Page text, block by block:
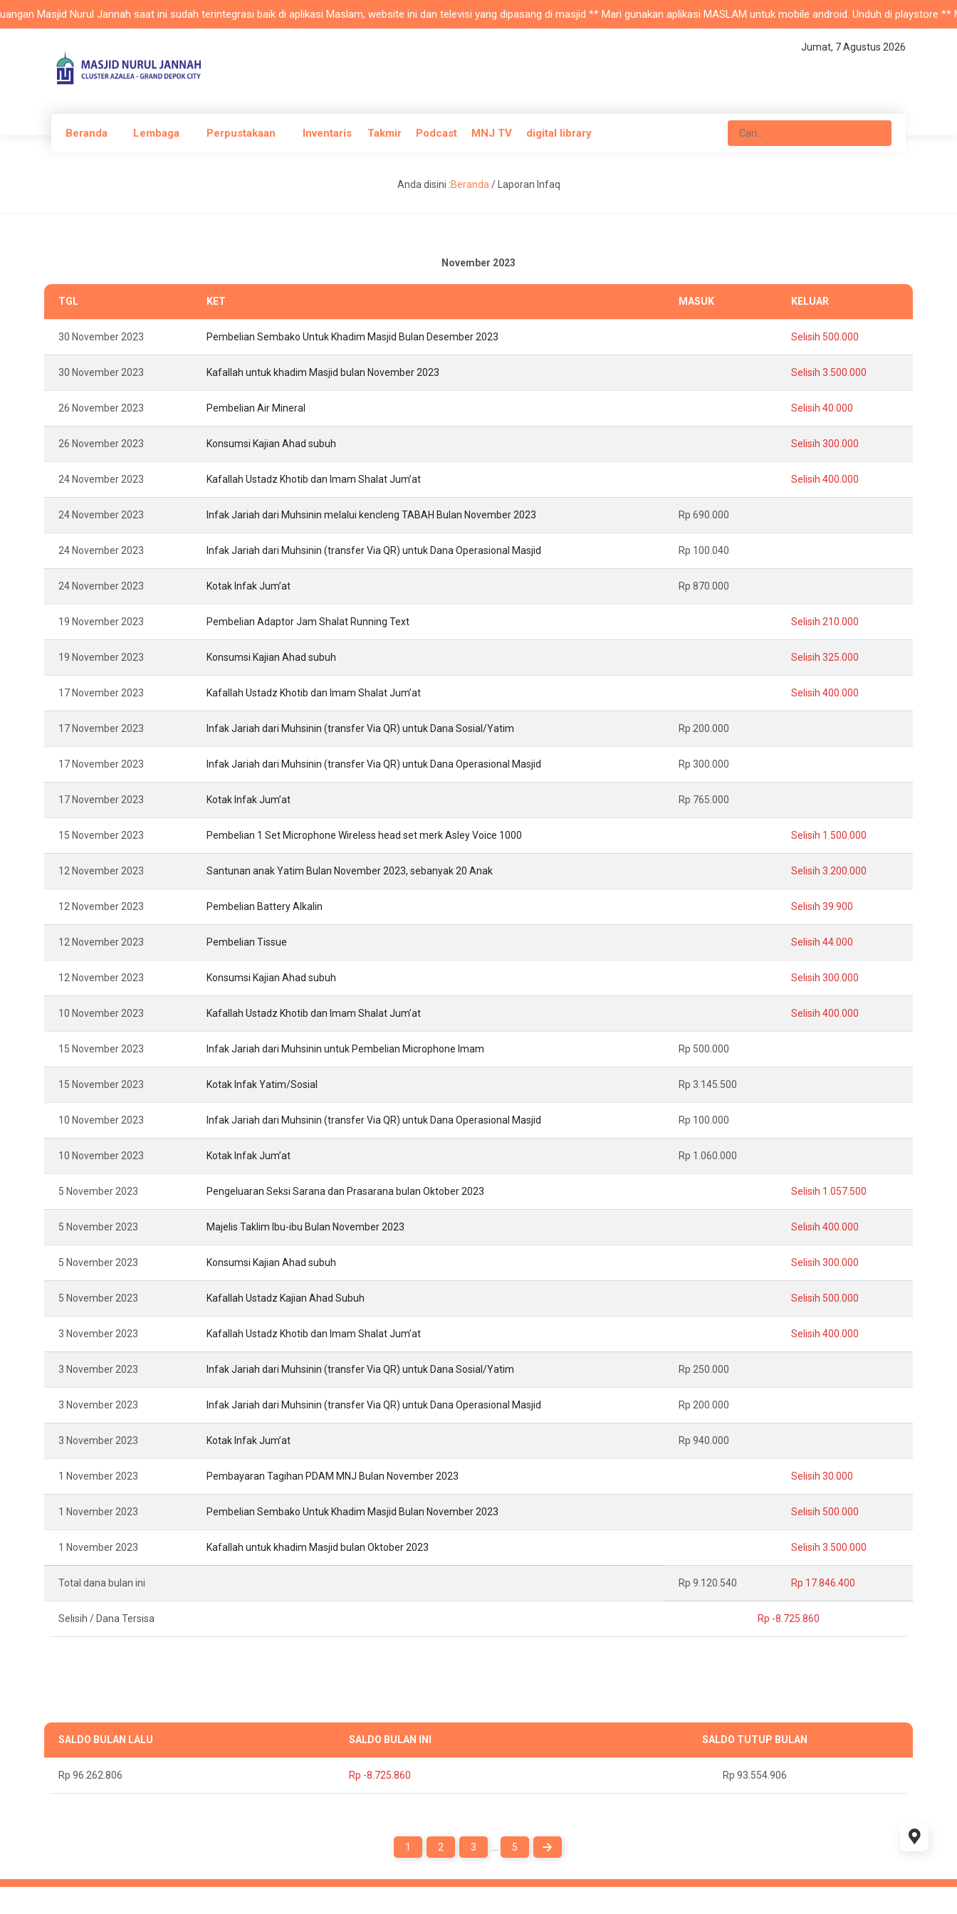
Masjid Nurul Jannah saat ini sudah terintegrasi baik di aplikasi Maslam, website ini dan televisi yang dipasang di masjid ** Mari gunakan aplikasi MASLAM untuk mobile android. Unduh di playstore **
Jumat, 7 Agustus 2026
Beranda Lembaga Perpustakaan Inventaris Takmir Podcast MNJ TV digital library
Anda disini :Beranda / Laporan Infaq
November 2023
TGL KET MASUK KELUAR
30 November 2023 Pembelian Sembako Untuk Khadim Masjid Bulan Desember 2023 Selisih 500.000
30 November 2023 Kafallah untuk khadim Masjid bulan November 2023 Selisih 3.500.000
26 November 2023 Pembelian Air Mineral Selisih 40.000
26 November 2023 Konsumsi Kajian Ahad subuh Selisih 300.000
24 November 2023 Kafallah Ustadz Khotib dan Imam Shalat Jum’at Selisih 400.000
24 November 2023 Infak Jariah dari Muhsinin melalui kencleng TABAH Bulan November 2023 Rp 690.000
24 November 2023 Infak Jariah dari Muhsinin (transfer Via QR) untuk Dana Operasional Masjid Rp 100.040
24 November 2023 Kotak Infak Jum’at Rp 870.000
19 November 2023 Pembelian Adaptor Jam Shalat Running Text Selisih 210.000
19 November 2023 Konsumsi Kajian Ahad subuh Selisih 325.000
17 November 2023 Kafallah Ustadz Khotib dan Imam Shalat Jum’at Selisih 400.000
17 November 2023 Infak Jariah dari Muhsinin (transfer Via QR) untuk Dana Sosial/Yatim Rp 200.000
17 November 2023 Infak Jariah dari Muhsinin (transfer Via QR) untuk Dana Operasional Masjid Rp 300.000
17 November 2023 Kotak Infak Jum’at Rp 765.000
15 November 2023 Pembelian 1 Set Microphone Wireless head set merk Asley Voice 1000 Selisih 1.500.000
12 November 2023 Santunan anak Yatim Bulan November 2023, sebanyak 20 Anak Selisih 3.200.000
12 November 2023 Pembelian Battery Alkalin Selisih 39.900
12 November 2023 Pembelian Tissue Selisih 44.000
12 November 2023 Konsumsi Kajian Ahad subuh Selisih 300.000
10 November 2023 Kafallah Ustadz Khotib dan Imam Shalat Jum’at Selisih 400.000
15 November 2023 Infak Jariah dari Muhsinin untuk Pembelian Microphone Imam Rp 500.000
15 November 2023 Kotak Infak Yatim/Sosial Rp 3.145.500
10 November 2023 Infak Jariah dari Muhsinin (transfer Via QR) untuk Dana Operasional Masjid Rp 100.000
10 November 2023 Kotak Infak Jum’at Rp 1.060.000
5 November 2023 Pengeluaran Seksi Sarana dan Prasarana bulan Oktober 2023 Selisih 1.057.500
5 November 2023 Majelis Taklim Ibu-ibu Bulan November 2023 Selisih 400.000
5 November 2023 Konsumsi Kajian Ahad subuh Selisih 300.000
5 November 2023 Kafallah Ustadz Kajian Ahad Subuh Selisih 500.000
3 November 2023 Kafallah Ustadz Khotib dan Imam Shalat Jum’at Selisih 400.000
3 November 2023 Infak Jariah dari Muhsinin (transfer Via QR) untuk Dana Sosial/Yatim Rp 250.000
3 November 2023 Infak Jariah dari Muhsinin (transfer Via QR) untuk Dana Operasional Masjid Rp 200.000
3 November 2023 Kotak Infak Jum’at Rp 940.000
1 November 2023 Pembayaran Tagihan PDAM MNJ Bulan November 2023 Selisih 30.000
1 November 2023 Pembelian Sembako Untuk Khadim Masjid Bulan November 2023 Selisih 500.000
1 November 2023 Kafallah untuk khadim Masjid bulan Oktober 2023 Selisih 3.500.000
Total dana bulan ini Rp 9.120.540 Rp 17.846.400
Selisih / Dana Tersisa Rp -8.725.860
SALDO BULAN LALU SALDO BULAN INI SALDO TUTUP BULAN
Rp 96.262.806 Rp -8.725.860 Rp 93.554.906
1 2 3 5